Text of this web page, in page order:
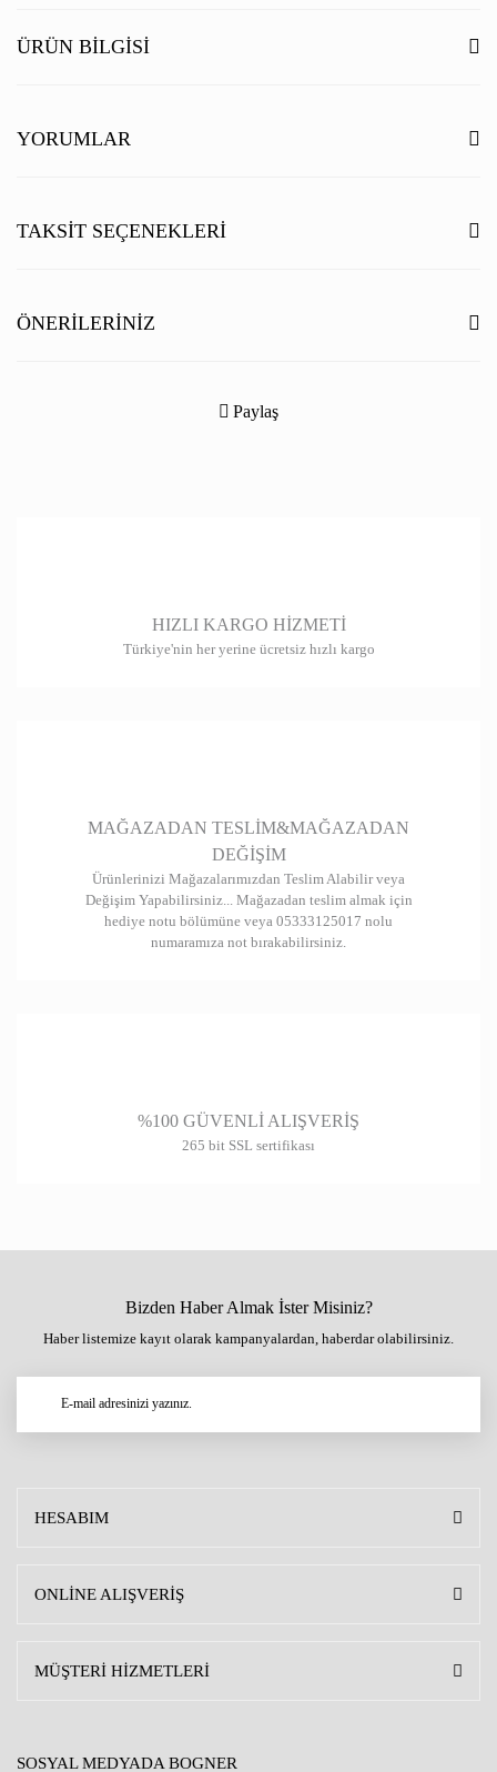
ÜRÜN BILGISI
YORUMLAR
Bu ürüne ilk yorumu siz yapın!
TAKSIT SEÇENEKLERI
ÖNERILERINIZ
yetersiz gördüğünüz noktaları öneri formunu kullanarak tarafımıza
Ürün fiyatı diğer sitelerden daha pahalı.
Gönder
Paylaş
HIZLI KARGO HİZMETİ
Türkiye'nin her yerine ücretsiz hızlı kargo
MAĞAZADAN TESLİM&MAĞAZADAN
DEĞİŞİM
Ürünlerinizi Mağazalarımızdan Teslim Alabilir veya
Değişim Yapabilirsiniz... Mağazadan teslim almak için
hediye notu bölümüne veya 05333125017 nolu
numaramıza not bırakabilirsiniz.
%100 GÜVENLİ ALIŞVERİŞ
265 bit SSL sertifikası
Bizden Haber Almak İster Misiniz?
Haber listemize kayıt olarak kampanyalardan, haberdar olabilirsiniz.
HESABIM
ONLİNE ALIŞVERİŞ
MÜŞTERİ HİZMETLERİ
SOSYAL MEDYADA BOGNER